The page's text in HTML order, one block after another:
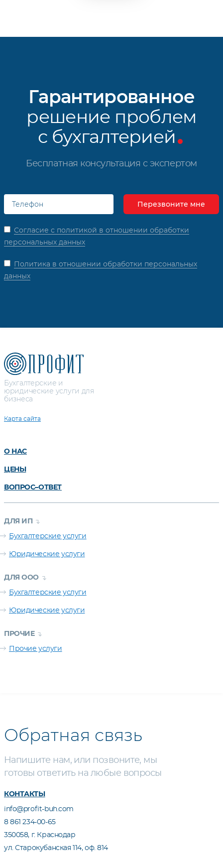
Гарантированное
решение проблем
с бухгалтерией
Бесплатная консультация с экспертом
Согласие с политикой в отношении обработки
персональных данных
Политика в отношении обработки персональных
данных
Бухгалтерские и
юридические услуги для
бизнеса
Карта сайта
О НАС
ЦЕНЫ
ВОПРОС–ОТВЕТ
ДЛЯ ИП
Бухгалтерские услуги
Юридические услуги
ДЛЯ ООО
Бухгалтерские услуги
Юридические услуги
ПРОЧИЕ
Прочие услуги
Обратная связь
Напишите нам, или позвоните, мы
готовы ответить на любые вопросы
КОНТАКТЫ
info@profit-buh.com
8 861 234-00-65
350058, г. Краснодар
ул. Старокубанская 114, оф. 814